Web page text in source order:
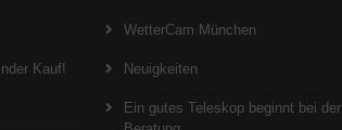
Kauf!
WetterCam München
Neuigkeiten
Ein gutes Teleskop beginnt bei der